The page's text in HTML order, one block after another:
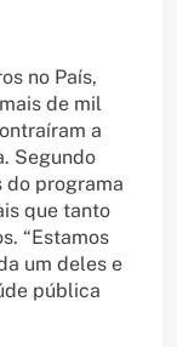
no País,
de mil
a
Segundo
do programa
que tanto
“Estamos
um deles e
pública